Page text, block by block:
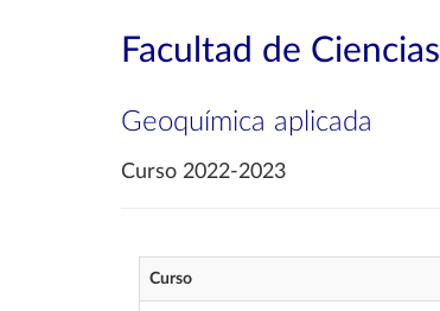
Facultad de Ciencias
Geoquímica aplicada
Curso 2022-2023
Curso